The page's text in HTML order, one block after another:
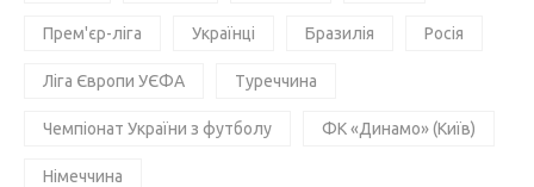
Прем'єр-ліга Українці Бразилія Росія
Ліга Європи УЄФА Туреччина
Чемпіонат України з футболу ФК «Динамо» (Київ)
Німеччина